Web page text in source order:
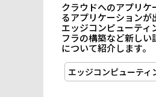
クラウドへのアプリ
るアプリケーションが
エッジコンピューテ
フラの構築など新し
について紹介します。
エッジコンピューティ